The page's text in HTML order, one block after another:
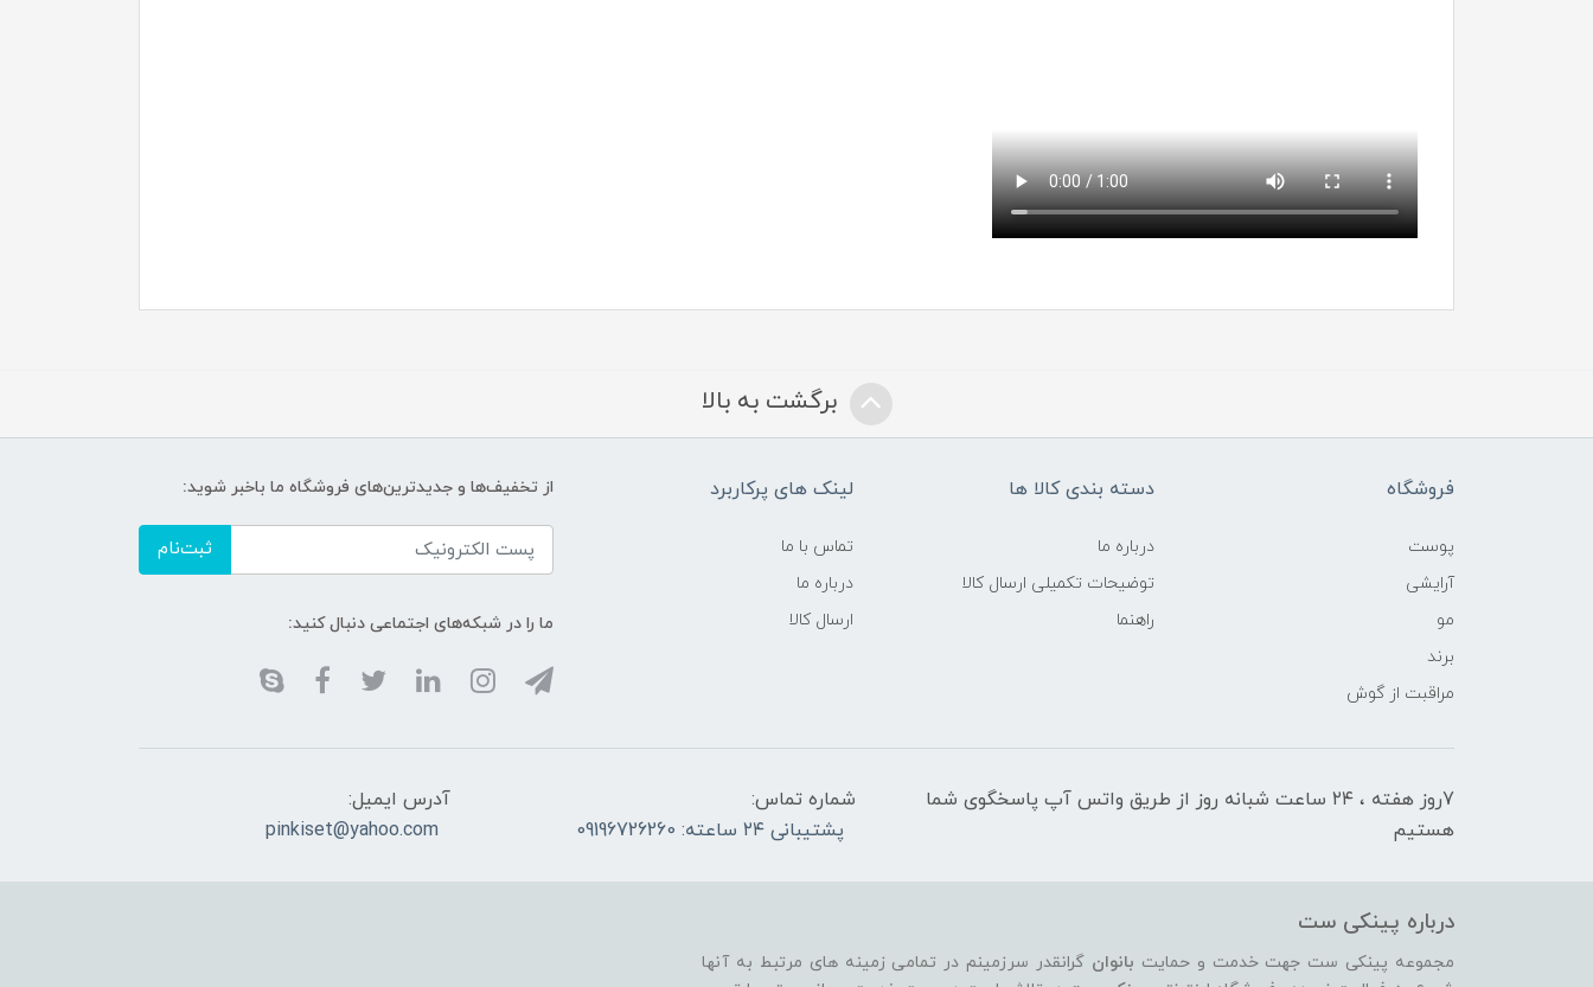
برگشت به بالا
فروشگاه
پوست
آرایشی
مو
برند
مراقبت از گوش
دسته بندی کالا ها
درباره ما
توضیحات تکمیلی ارسال کالا
راهنما
لینک های پرکاربرد
تماس با ما
درباره ما
ارسال کالا
از تخفیف‌ها و جدیدترین‌های فروشگاه ما باخبر شوید:
ثبت‌نام
ما را در شبکه‌های اجتماعی دنبال کنید:
7روز هفته ، ۲۴ ساعت شبانه‌ روز از طریق واتس آپ پاسخگوی شما
هستیم
شماره تماس:
پشتیبانی ۲۴ ساعته: 09196726260
آدرس ایمیل:
pinkiset@yahoo.com
درباره پینکی ست
مجموعه پینکی ست جهت خدمت و حمایت بانوان گرانقدر سرزمینم در تمامی زمینه های مرتبط به آنها